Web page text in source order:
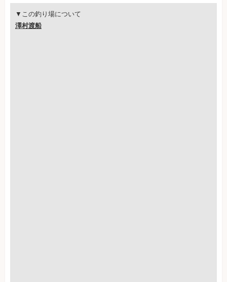
▼この釣り場について
澤村渡船